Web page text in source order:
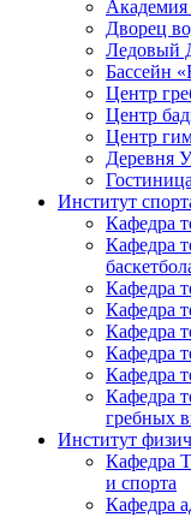
Академия
Дворец
Ледовый
Бассейн
Центр
Центр
Центр
Деревня
Институт
Кафедра
Кафедра
Кафедра
Кафедра
Кафедра
Кафедра
Кафедра
Кафедра
гребных
Институт
Кафедра
и спорта
Кафедра